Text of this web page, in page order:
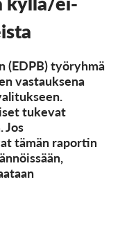
(EDPB) työryhmä
vastauksena
tukevat
Jos
tämän raportin